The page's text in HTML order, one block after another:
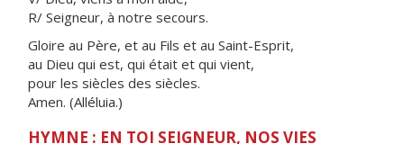
R/ Seigneur, à notre secours.
Gloire au Père, et au Fils et au Saint-Esprit,
au Dieu qui est, qui était et qui vient,
pour les siècles des siècles.
Amen. (Alléluia.)
HYMNE : EN TOI SEIGNEUR, NOS VIES